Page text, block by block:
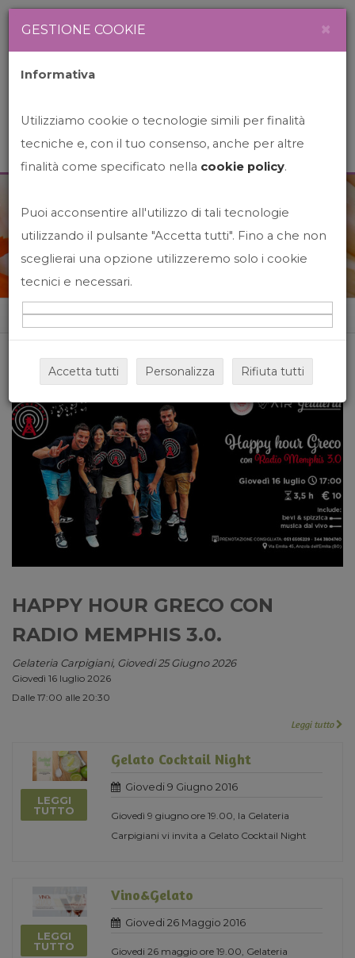
News&Events
Home News&events
HAPPY HOUR GRECO CON
RADIO MEMPHIS 3.0.
Gelateria Carpigiani, Giovedi 25 Giugno 2026
Giovedì 16 luglio 2026
Dalle 17:00 alle 20:30
Leggi tutto
LEGGI
TUTTO
Gelato Cocktail Night
Giovedi 9 Giugno 2016
Giovedì 9 giugno ore 19.00, la Gelateria
Carpigiani vi invita a Gelato Cocktail Night
LEGGI
TUTTO
Vino&Gelato
Giovedi 26 Maggio 2016
Giovedi 26 maggio ore 19.00, Gelateria
GESTIONE COOKIE ×
Informativa
Utilizziamo cookie o tecnologie simili per finalità
tecniche e, con il tuo consenso, anche per altre
finalità come specificato nella cookie policy.
Puoi acconsentire all'utilizzo di tali tecnologie
utilizzando il pulsante "Accetta tutti". Fino a che non
sceglierai una opzione utilizzeremo solo i cookie
tecnici e necessari.
Accetta tutti Personalizza Rifiuta tutti